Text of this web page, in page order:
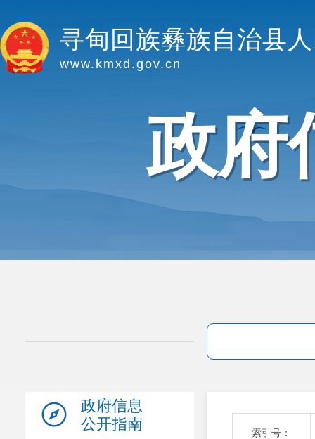
寻甸回族彝族自治县
www.kmxd.gov.cn
政府
政府信息
公开指南
索引号：